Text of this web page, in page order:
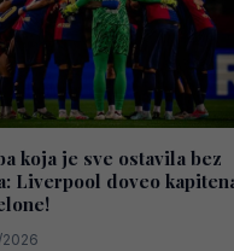
koja je sve ostavila bez
Liverpool doveo